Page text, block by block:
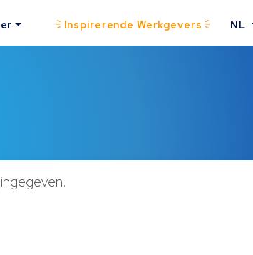
Inspirerende Werkgevers NL